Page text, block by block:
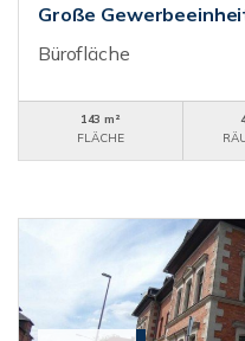
Große
Bürofläche
143 m²
FLÄCHE